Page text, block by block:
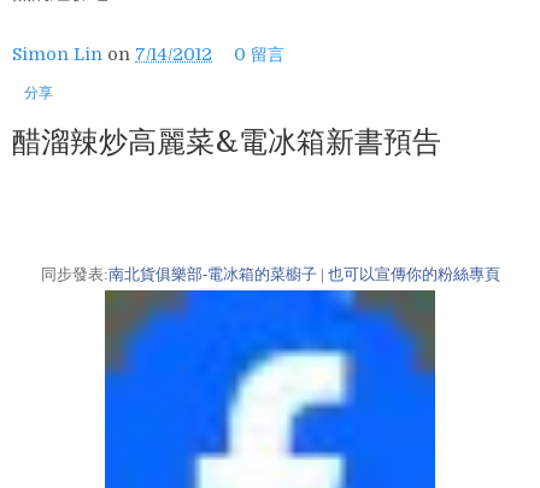
Simon Lin on 7/14/2012 0 留言
分享
醋溜辣炒高麗菜&電冰箱新書預告
同步發表:南北貨俱樂部-電冰箱的菜櫥子 | 也可以宣傳你的粉絲專頁